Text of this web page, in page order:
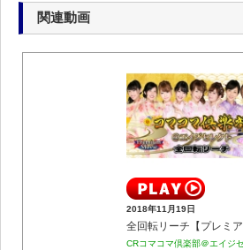
関連動画
2018年11月19日
全回転リーチ【プレミア
CRコマコマ倶楽部＠エイジ